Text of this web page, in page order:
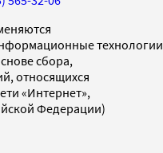
технологии
сбора,
относящихся
«Интернет»,
Федерации)